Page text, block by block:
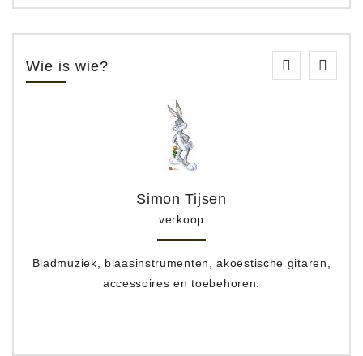
Wie is wie?
Simon Tijsen
verkoop
Bladmuziek, blaasinstrumenten, akoestische gitaren,
accessoires en toebehoren.